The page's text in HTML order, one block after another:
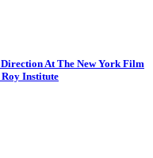
At The New York Film
Institute